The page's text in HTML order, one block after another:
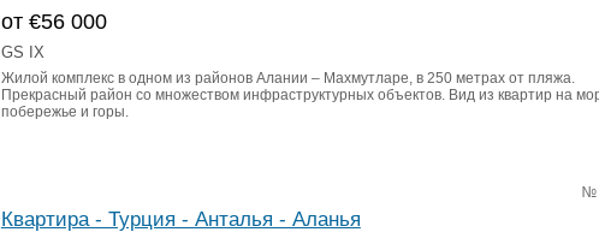
от €56 000
GS IX
Жилой комплекс в одном из районов Алании – Махмутларе, в 250 метрах от пляжа.
Прекрасный район со множеством инфраструктурных объектов. Вид из квартир на
побережье и горы.
№
Квартира - Турция - Анталья - Аланья